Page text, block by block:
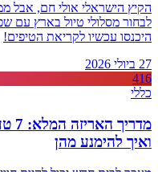
הקיץ הישראלי אולי חם, אבל
לבחור מסלולי טיול בארץ עם
היכנסו עכשיו לקריאת הטיפים!
27 ביולי 2026
416
כללי
ואיך להימנע מהן